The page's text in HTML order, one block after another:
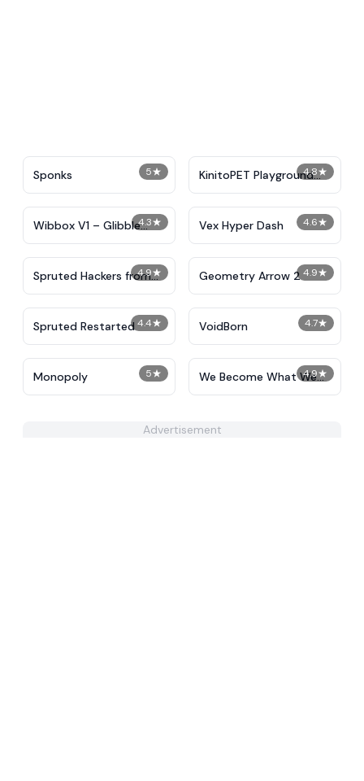
5★
Sponks 4.8★
KinitoPET Playground
Ragdoll Sandbox
4.3★
Wibbox V1 – Glibble
Globbler
4.6★
Vex Hyper Dash
4.9★
Spruted Hackers from
Hell
4.9★
Geometry Arrow 2
4.4★
Spruted Restarted 4.7★
VoidBorn
5★
Monopoly 4.9★
We Become What We
Behold
Advertisement